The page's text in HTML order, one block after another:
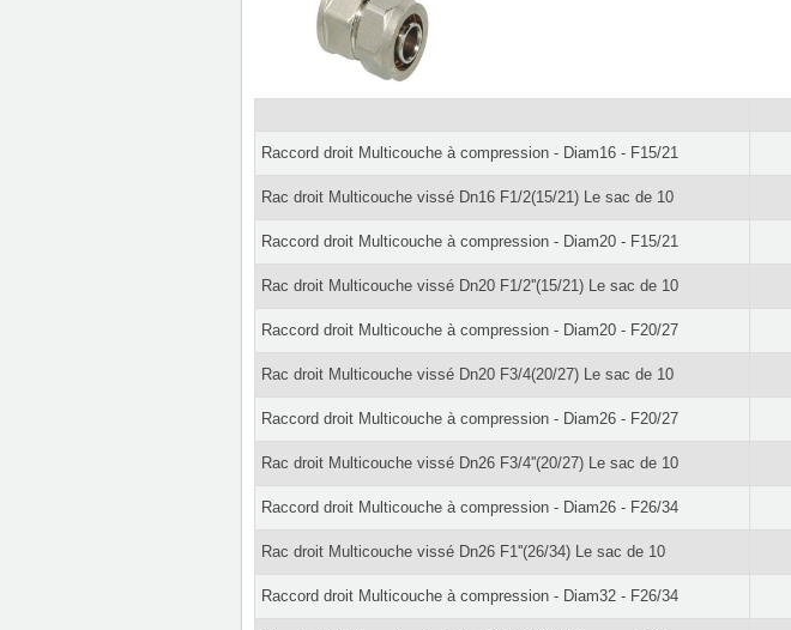
Raccord droit Multicouche à compression - Diam16 - F15/21
Rac droit Multicouche vissé Dn16 F1/2(15/21) Le sac de 10
Raccord droit Multicouche à compression - Diam20 - F15/21
Rac droit Multicouche vissé Dn20 F1/2''(15/21) Le sac de 10
Raccord droit Multicouche à compression - Diam20 - F20/27
Rac droit Multicouche vissé Dn20 F3/4(20/27) Le sac de 10
Raccord droit Multicouche à compression - Diam26 - F20/27
Rac droit Multicouche vissé Dn26 F3/4''(20/27) Le sac de 10
Raccord droit Multicouche à compression - Diam26 - F26/34
Rac droit Multicouche vissé Dn26 F1''(26/34) Le sac de 10
Raccord droit Multicouche à compression - Diam32 - F26/34